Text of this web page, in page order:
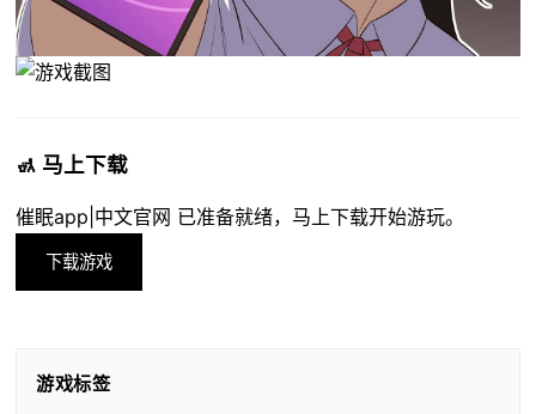
🚮 马上下载
催眠app|中文官网 已准备就绪，马上下载开始游玩。
下载游戏
游戏标签